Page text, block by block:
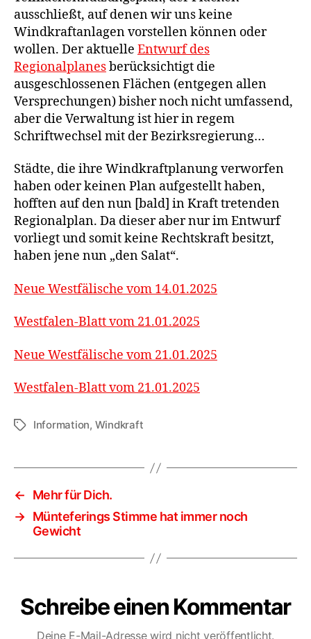
ausschließt, auf denen wir uns keine
Windkraftanlagen vorstellen können oder
wollen. Der aktuelle Entwurf des
Regionalplanesberücksichtigt die
ausgeschlossenen Flächen (entgegen allen
Versprechungen) bisher noch nicht umfassend,
aber die Verwaltung ist hier in regem
Schriftwechsel mit der Bezirksregierung…
Städte, die ihre Windkraftplanung verworfen
haben oder keinen Plan aufgestellt haben,
hofften auf den nun [bald] in Kraft tretenden
Regionalplan. Da dieser aber nur im Entwurf
vorliegt und somit keine Rechtskraft besitzt,
haben jene nun „den Salat“.
Neue Westfälische vom 14.01.2025
Westfalen-Blatt vom 21.01.2025
Neue Westfälische vom 21.01.2025
Westfalen-Blatt vom 21.01.2025
Schlagwörter
Information, Windkraft
←
Mehr für Dich.
→ Münteferings Stimme hat immer noch
Gewicht
Schreibe einen Kommentar
Deine E-Mail-Adresse wird nicht veröffentlicht.